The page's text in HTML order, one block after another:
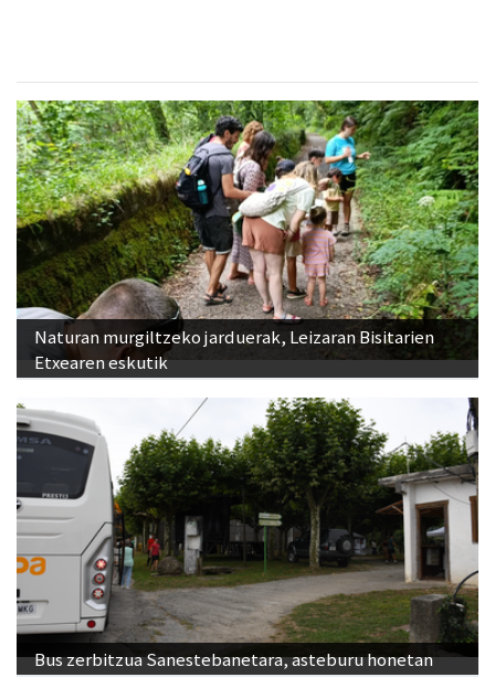
Naturan murgiltzeko jarduerak, Leizaran Bisitarien
Etxearen eskutik
Bus zerbitzua Sanestebanetara, asteburu honetan